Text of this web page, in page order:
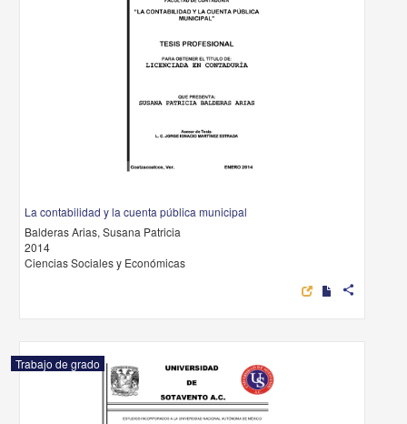
La contabilidad y la cuenta pública municipal
Balderas Arias, Susana Patricia
2014
Ciencias Sociales y Económicas
share
Trabajo de grado